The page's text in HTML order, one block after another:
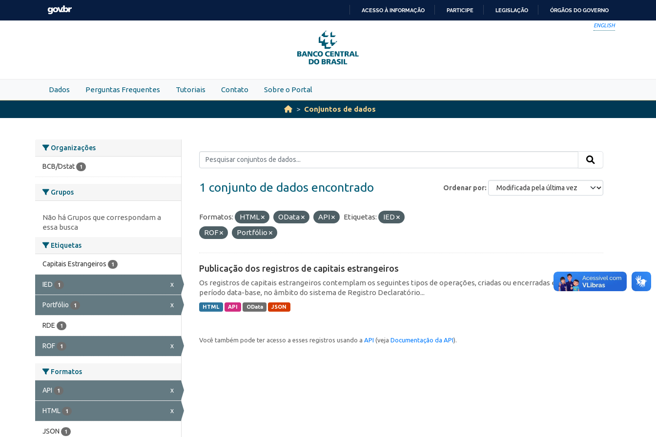
Skip to main content
PARA
O
CONTEÚDO
ACESSO À INFORMAÇÃO PARTICIPE LEGISLAÇÃO ÓRGÃOS DO GOVERNO
ENGLISH
Dados Perguntas Frequentes Tutoriais Contato Sobre o Portal
Conjuntos de dados
Organizações
BCB/Dstat 1
Grupos
Não há Grupos que correspondam a
essa busca
Etiquetas
Capitais Estrangeiros 1
IED 1 x
Portfólio 1 x
RDE 1
ROF 1 x
Formatos
API 1 x
HTML 1 x
JSON 1
Ordenar por
1 conjunto de dados encontrado
Formatos: HTML OData API Etiquetas:
IED
ROF
Portfólio
Publicação dos registros de capitais estrangeiros
Os registros de capitais estrangeiros contemplam os seguintes tipos de operações, criadas ou encerradas em cada
período data-base, no âmbito do sistema de Registro Declaratório...
HTML API OData JSON
Você também pode ter acesso a esses registros usando a API (veja Documentação da API).